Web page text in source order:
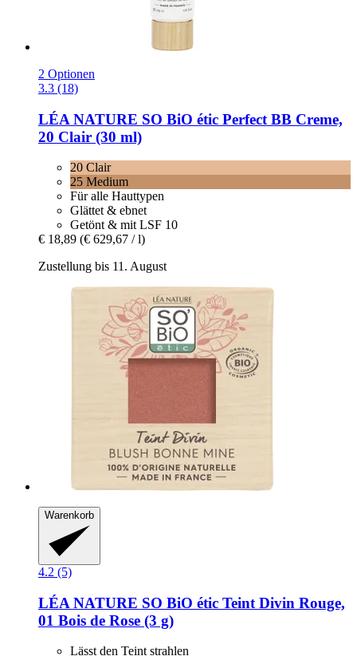
2 Optionen
3.3 (18)
LÉA NATURE SO BiO étic Perfect BB Creme,
20 Clair (30 ml)
20 Clair
25 Medium
Für alle Hauttypen
Glättet & ebnet
Getönt & mit LSF 10
€ 18,89 (€ 629,67 / l)
Zustellung bis 11. August
Warenkorb
4.2 (5)
LÉA NATURE SO BiO étic Teint Divin Rouge,
01 Bois de Rose (3 g)
Lässt den Teint strahlen